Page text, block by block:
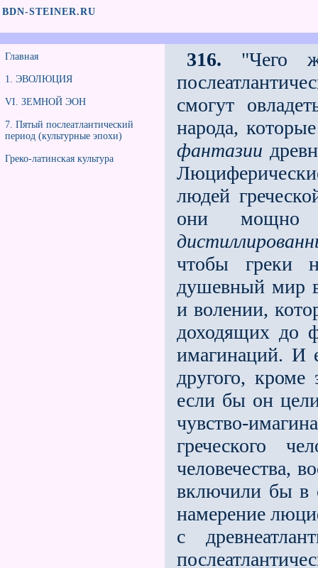
BDN-STEINER.RU
Главная
1. ЭВОЛЮЦИЯ
VI. ЗЕМНОЙ ЭОН
7. Пятый послеатлантический
период (культурные эпохи)
Греко-латинская культура
316. "Чего
смогут
народа,
фантазии
людей
они мощно
чтобы греки
душевный мир
и волении,
доходящих до
имагинаций. И
другого, кроме
если бы он
чувство-
греческого
человечества,
включили бы в
намерение
с